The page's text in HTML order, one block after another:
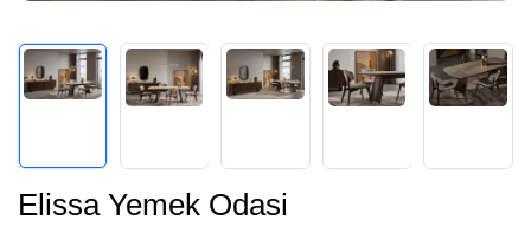
Elissa Yemek Odasi